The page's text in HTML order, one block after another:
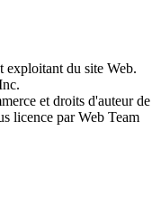
exploitant du site Web.
et droits d'auteur de
licence par Web Team